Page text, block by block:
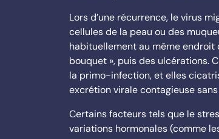
Lors d’une récurrence, le virus
cellules de la peau ou des
habituellement au même endroit
bouquet », puis des ulcérations.
la primo-infection, et elles
excrétion virale contagieuse
Certains facteurs tels que le
variations hormonales (comme